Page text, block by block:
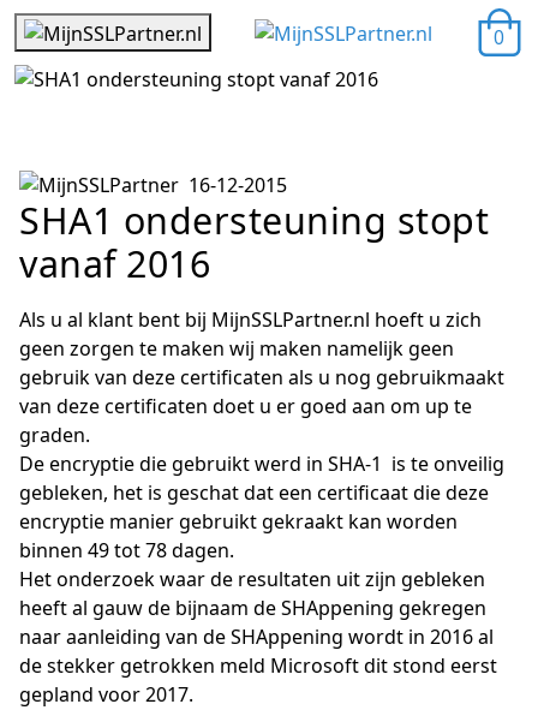
0
16-12-2015
SHA1 ondersteuning stopt
vanaf 2016
Als u al klant bent bij MijnSSLPartner.nl hoeft u zich
geen zorgen te maken wij maken namelijk geen
gebruik van deze certificaten als u nog gebruikmaakt
van deze certificaten doet u er goed aan om up te
graden.
De encryptie die gebruikt werd in SHA-1 is te onveilig
gebleken, het is geschat dat een certificaat die deze
encryptie manier gebruikt gekraakt kan worden
binnen 49 tot 78 dagen.
Het onderzoek waar de resultaten uit zijn gebleken
heeft al gauw de bijnaam de SHAppening gekregen
naar aanleiding van de SHAppening wordt in 2016 al
de stekker getrokken meld Microsoft dit stond eerst
gepland voor 2017.